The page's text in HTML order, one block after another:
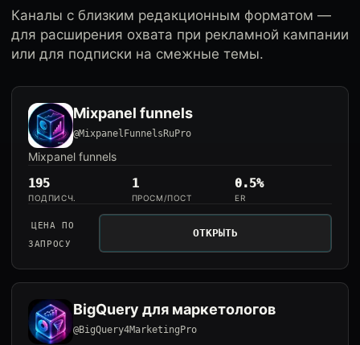
Каналы с близким редакционным форматом —
для расширения охвата при рекламной кампании
или для подписки на смежные темы.
Mixpanel funnels
@MixpanelFunnelsRuPro
Mixpanel funnels
195
ПОДПИСЧ.
1
ПРОСМ/ПОСТ
0.5%
ER
ЦЕНА ПО
ЗАПРОСУ
ОТКРЫТЬ
BigQuery для маркетологов
@BigQuery4MarketingPro